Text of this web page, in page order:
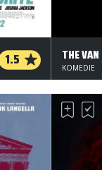
1.5 THE VAN
KOMEDIE